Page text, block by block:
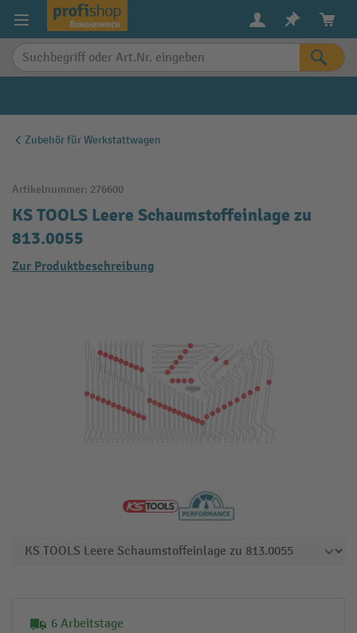
springen
Zubehör für Werkstattwagen
Artikelnummer: 276600
KS TOOLS Leere Schaumstoffeinlage zu
813.0055
Zur Produktbeschreibung
6 Arbeitstage